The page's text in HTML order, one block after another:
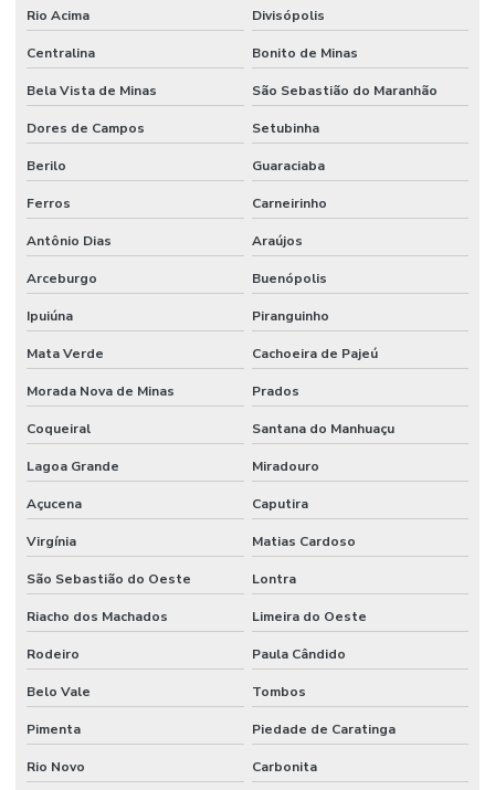
Rio Acima Divisópolis
Centralina Bonito de Minas
Bela Vista de Minas São Sebastião do Maranhão
Dores de Campos Setubinha
Berilo Guaraciaba
Ferros Carneirinho
Antônio Dias Araújos
Arceburgo Buenópolis
Ipuiúna Piranguinho
Mata Verde Cachoeira de Pajeú
Morada Nova de Minas Prados
Coqueiral Santana do Manhuaçu
Lagoa Grande Miradouro
Açucena Caputira
Virgínia Matias Cardoso
São Sebastião do Oeste Lontra
Riacho dos Machados Limeira do Oeste
Rodeiro Paula Cândido
Belo Vale Tombos
Pimenta Piedade de Caratinga
Rio Novo Carbonita